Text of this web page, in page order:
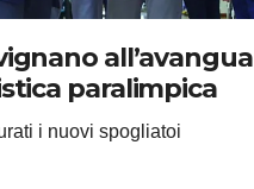
paralimpica
i nuovi spogliatoi